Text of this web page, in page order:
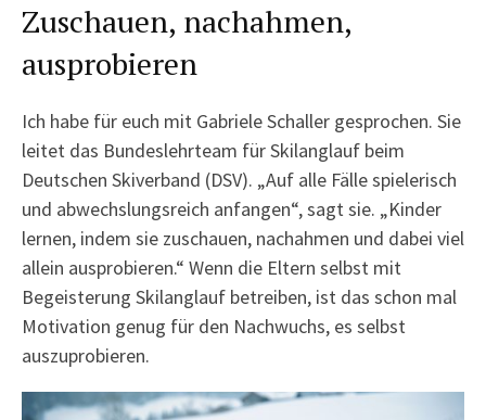
Zuschauen, nachahmen,
ausprobieren
Ich habe für euch mit Gabriele Schaller gesprochen. Sie
leitet das Bundeslehrteam für Skilanglauf beim
Deutschen Skiverband (DSV). „Auf alle Fälle spielerisch
und abwechslungsreich anfangen“, sagt sie. „Kinder
lernen, indem sie zuschauen, nachahmen und dabei viel
allein ausprobieren.“ Wenn die Eltern selbst mit
Begeisterung Skilanglauf betreiben, ist das schon mal
Motivation genug für den Nachwuchs, es selbst
auszuprobieren.